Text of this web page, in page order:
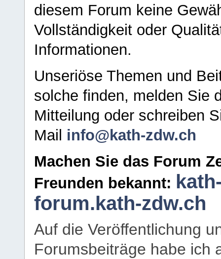
diesem Forum keine
Vollständigkeit oder
Informationen.
Unseriöse Themen und
solche finden, melden Sie
Mitteilung oder schreiben
Mail info@kath-zdw.ch
Machen Sie das Forum
Freunden bekannt:
forum.kath-zdw.ch
Auf die Veröffentlichung
Forumsbeiträge habe ich